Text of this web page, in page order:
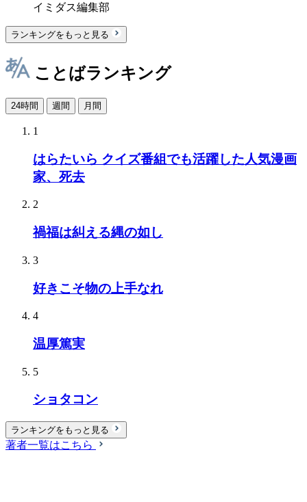
イミダス編集部
ランキングをもっと見る
ことばランキング
24時間 週間 月間
1
はらたいら クイズ番組でも活躍した人気漫画
家、死去
2
禍福は糾える縄の如し
3
好きこそ物の上手なれ
4
温厚篤実
5
ショタコン
ランキングをもっと見る
著者一覧はこちら